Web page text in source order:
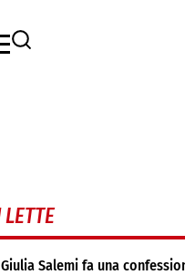
Giulia Salemi fa una